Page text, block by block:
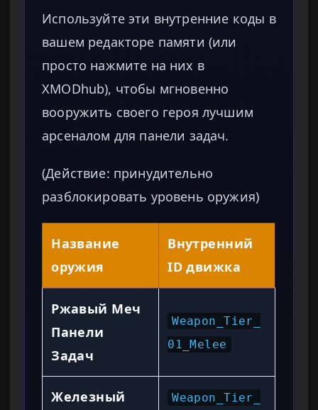
Используйте эти внутренние коды в
вашем редакторе памяти (или
просто нажмите на них в
XMODhub), чтобы мгновенно
вооружить своего героя лучшим
арсеналом для панели задач.
(Действие: принудительно
разблокировать уровень оружия)
Название
оружия
Внутренний
ID движка
Ржавый Меч
Панели
Задач
Weapon_Tier_
01_Melee
Железный
Weapon_Tier_